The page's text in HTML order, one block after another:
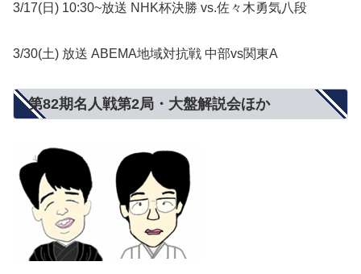
3/17(日) 10:30~放送 NHK杯決勝 vs.佐々木勇気八段
3/30(土) 放送 ABEMA地域対抗戦 中部vs関東A
第82期名人戦第2局・大盤解説会ほか